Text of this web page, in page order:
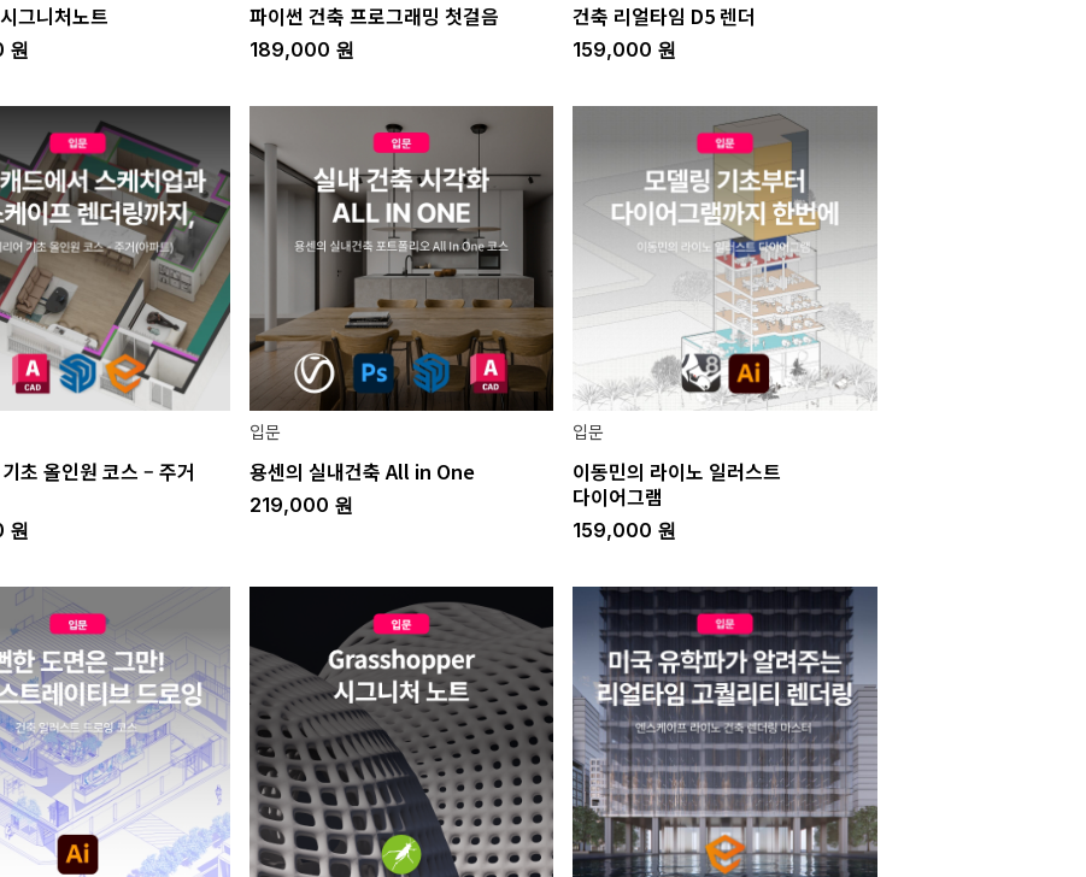
그니처노트
원
파이썬 건축 프로그래밍 첫걸음
189,000 원
건축 리얼타임 D5 렌더
159,000 원
초 올인원 코스 – 주거
원
입문
용센의 실내건축 All in One
219,000 원
입문
이동민의 라이노 일러스트
다이어그램
159,000 원